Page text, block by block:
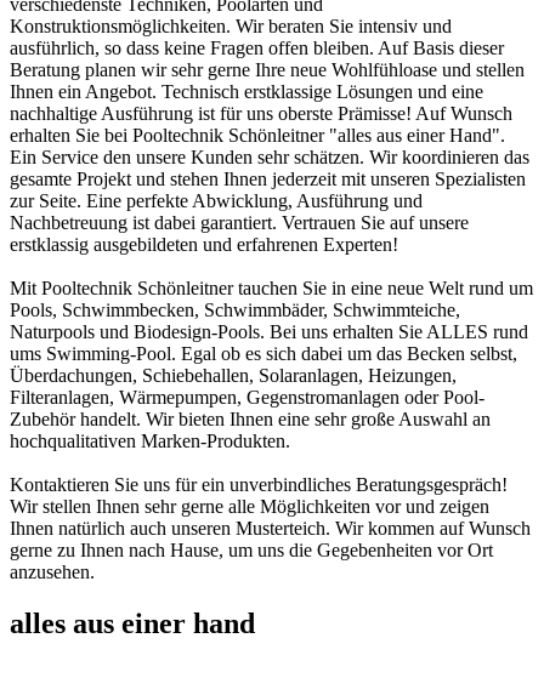
verschiedenste Techniken, Poolarten und
Konstruktionsmöglichkeiten. Wir beraten Sie intensiv und
ausführlich, so dass keine Fragen offen bleiben. Auf Basis dieser
Beratung planen wir sehr gerne Ihre neue Wohlfühloase und stellen
Ihnen ein Angebot. Technisch erstklassige Lösungen und eine
nachhaltige Ausführung ist für uns oberste Prämisse! Auf Wunsch
erhalten Sie bei Pooltechnik Schönleitner "alles aus einer Hand".
Ein Service den unsere Kunden sehr schätzen. Wir koordinieren das
gesamte Projekt und stehen Ihnen jederzeit mit unseren Spezialisten
zur Seite. Eine perfekte Abwicklung, Ausführung und
Nachbetreuung ist dabei garantiert. Vertrauen Sie auf unsere
erstklassig ausgebildeten und erfahrenen Experten!
Mit Pooltechnik Schönleitner tauchen Sie in eine neue Welt rund um
Pools, Schwimmbecken, Schwimmbäder, Schwimmteiche,
Naturpools und Biodesign-Pools. Bei uns erhalten Sie ALLES rund
ums Swimming-Pool. Egal ob es sich dabei um das Becken selbst,
Überdachungen, Schiebehallen, Solaranlagen, Heizungen,
Filteranlagen, Wärmepumpen, Gegenstromanlagen oder Pool-
Zubehör handelt. Wir bieten Ihnen eine sehr große Auswahl an
hochqualitativen Marken-Produkten.
Kontaktieren Sie uns für ein unverbindliches Beratungsgespräch!
Wir stellen Ihnen sehr gerne alle Möglichkeiten vor und zeigen
Ihnen natürlich auch unseren Musterteich. Wir kommen auf Wunsch
gerne zu Ihnen nach Hause, um uns die Gegebenheiten vor Ort
anzusehen.
alles aus einer hand